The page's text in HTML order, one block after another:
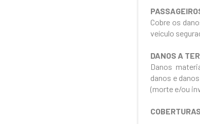
Cobre os
veículo
DANOS A
Danos
danos e
(morte e/ou